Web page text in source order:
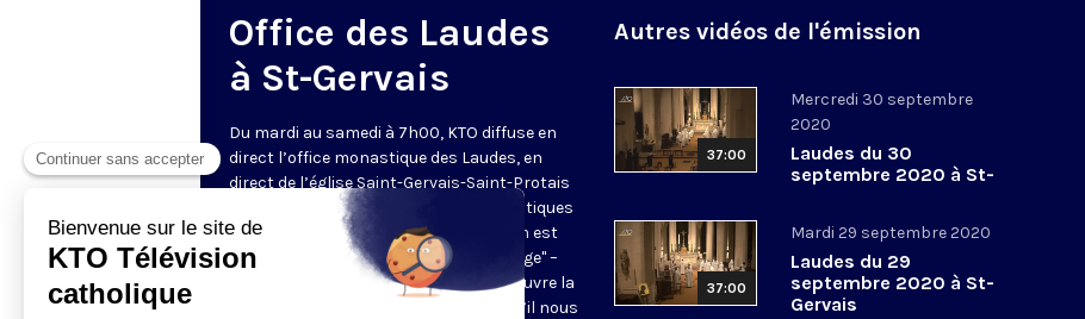
Office des Laudes
à St-Gervais
Du mardi au samedi à 7h00, KTO diffuse en
direct l’office monastique des Laudes, en
direct de l’église Saint-Gervais-Saint-Protais
(Paris IVe), avec les Fraternités Monastiques
de Jérusalem. Les Laudes – dont le nom est
dérivé du terme latin qui signifie "louange" –
sont d’abord la prière de louange qui ouvre la
journée pour remercier Dieu du don qu’il nous
Autres vidéos de l'émission
37:00
Mercredi 30 septembre
2020
Laudes du 30
septembre 2020 à St-
37:00
Mardi 29 septembre 2020
Laudes du 29
septembre 2020 à St-
Gervais